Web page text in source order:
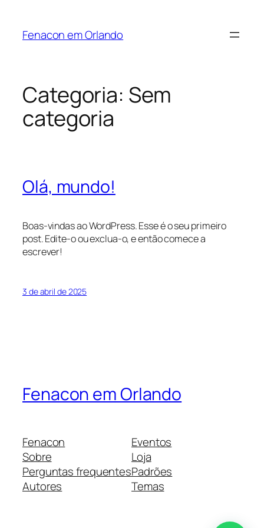
Fenacon em Orlando
Categoria: Sem
categoria
Olá, mundo!
Boas-vindas ao WordPress. Esse é o seu primeiro
post. Edite-o ou exclua-o, e então comece a
escrever!
3 de abril de 2025
Fenacon em Orlando
Fenacon
Sobre
Perguntas frequentes
Autores
Eventos
Loja
Padrões
Temas